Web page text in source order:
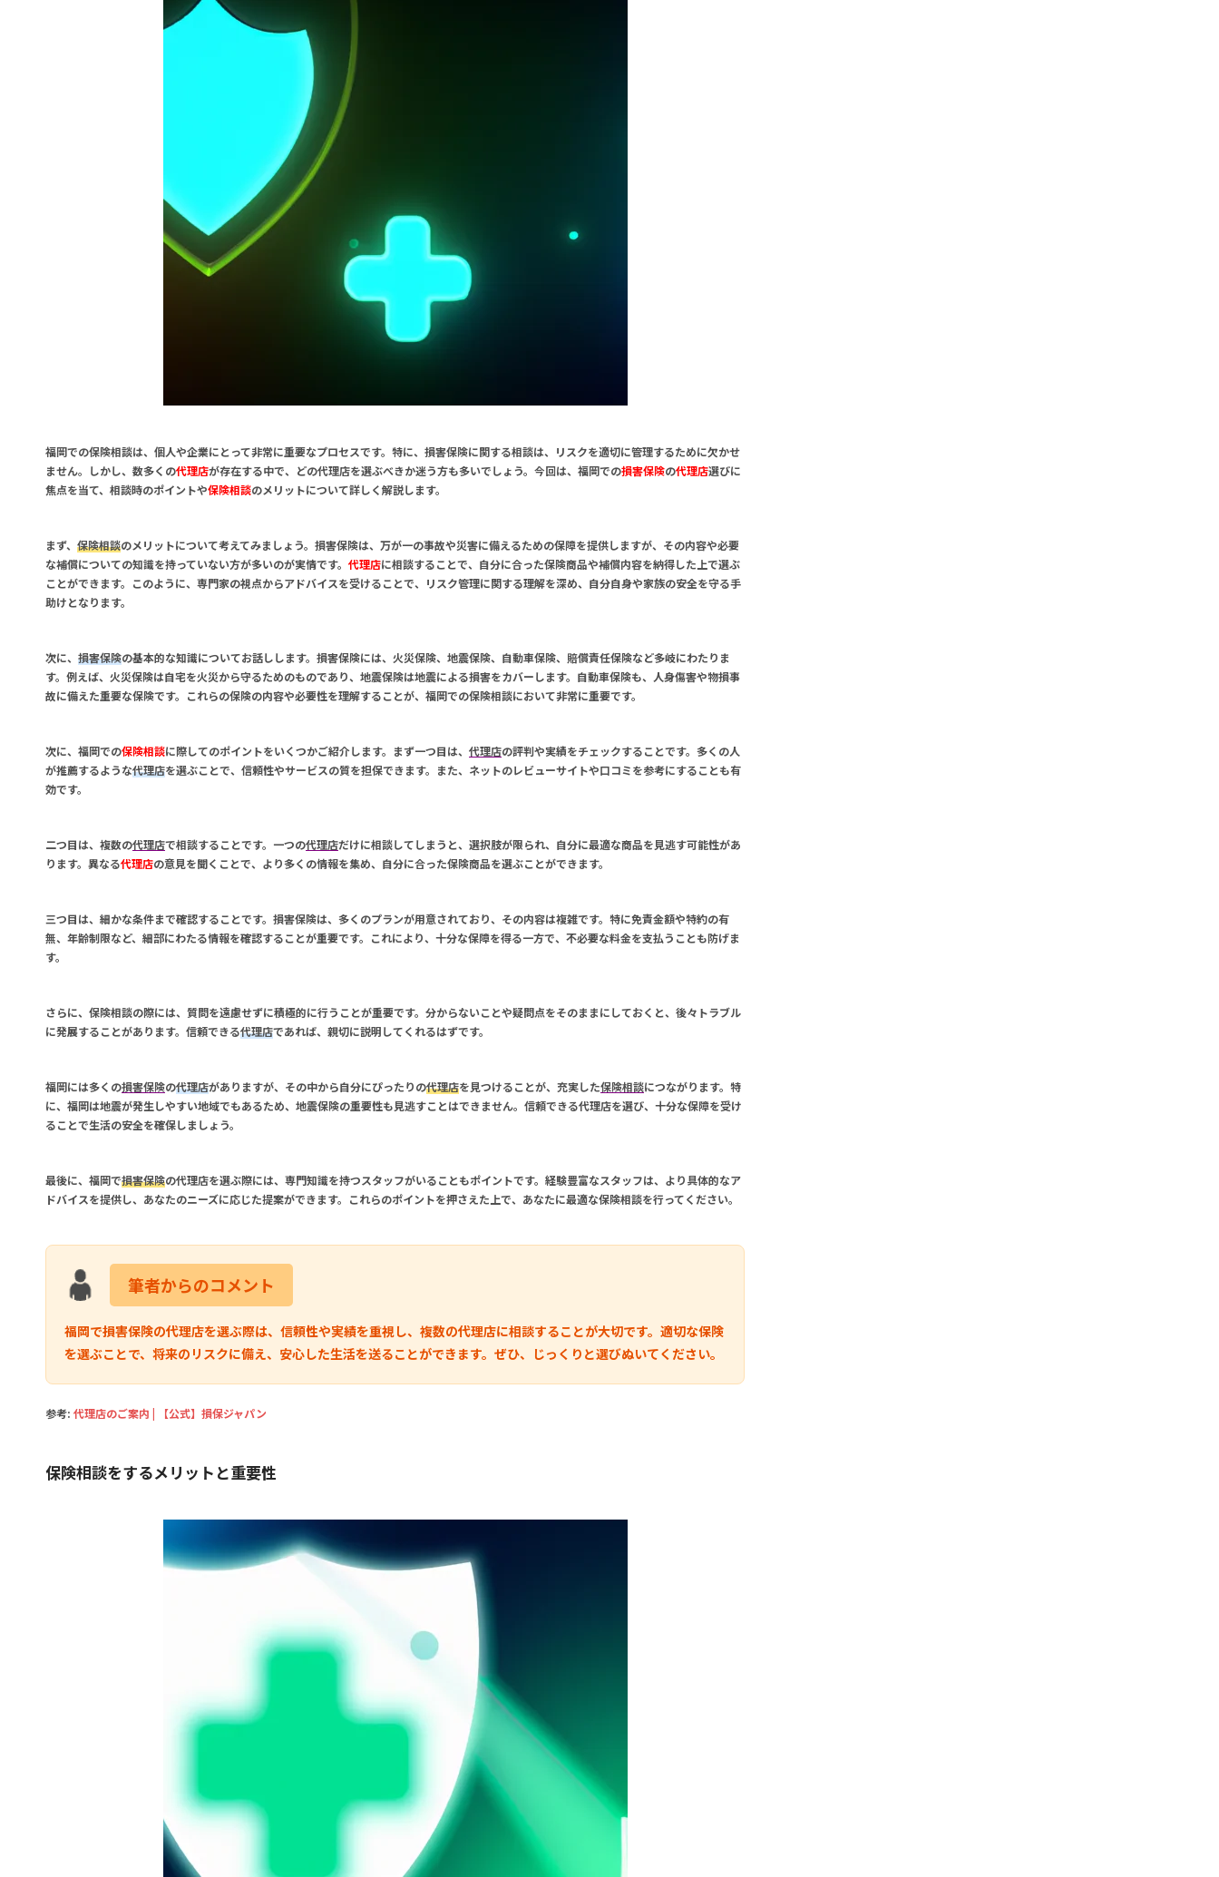
福岡での保険相談は、個人や企業にとって非常に重要なプロセスです。特に、 損害保険に関する相談は、リスクを適切に管理するために欠かせ
ません。しかし、数多くの代理店が存在する中で、どの代理店を選ぶべきか迷う方も多いでしょう。今回は、福岡での損害保険の代理店選びに
焦点を当て、相談時のポイントや保険相談のメリットについて詳しく解説します。
まず、 保険相談のメリットについて考えてみましょう。損害保険は、万が一の事故や災害に備えるための保障を提供しますが、その内容や必要
な補償についての知識を持っていない方が多いのが実情です。 代理店に相談することで、自分に合った保険商品や補償内容を納得した上で選ぶ
ことができます。このように、専門家の視点からアドバイスを受けることで、リスク管理に関する理解を深め、自分自身や家族の安全を守る手
助けとなります。
次に、 損害保険の基本的な知識についてお話しします。損害保険には、火災保険、地震保険、自動車保険、賠償責任保険など多岐にわたりま
す。例えば、火災保険は自宅を火災から守るためのものであり、地震保険は地震による損害をカバーします。自動車保険も、人身傷害や物損事
故に備えた重要な保険です。これらの保険の内容や必要性を理解することが、福岡での保険相談において非常に重要です。
次に、福岡での保険相談に際してのポイントをいくつかご紹介します。まず一つ目は、 代理店の評判や実績をチェックすることです。多くの人
が推薦するような代理店を選ぶことで、信頼性やサービスの質を担保できます。また、ネットのレビューサイトや口コミを参考にすることも有
効です。
二つ目は、複数の代理店で相談することです。一つの代理店だけに相談してしまうと、選択肢が限られ、自分に最適な商品を見逃す可能性があ
ります。異なる代理店の意見を聞くことで、より多くの情報を集め、自分に合った保険商品を選ぶことができます。
三つ目は、細かな条件まで確認することです。 損害保険は、多くのプランが用意されており、その内容は複雑です。特に免責金額や特約の有
無、年齢制限など、細部にわたる情報を確認することが重要です。これにより、十分な保障を得る一方で、不必要な料金を支払うことも防げま
す。
さらに、 保険相談の際には、質問を遠慮せずに積極的に行うことが重要です。分からないことや疑問点をそのままにしておくと、後々トラブル
に発展することがあります。信頼できる代理店であれば、親切に説明してくれるはずです。
福岡には多くの損害保険の代理店がありますが、その中から自分にぴったりの代理店を見つけることが、充実した保険相談につながります。特
に、福岡は地震が発生しやすい地域でもあるため、地震保険の重要性も見逃すことはできません。信頼できる代理店を選び、十分な保障を受け
ることで生活の安全を確保しましょう。
最後に、福岡で損害保険の代理店を選ぶ際には、専門知識を持つスタッフがいることもポイントです。経験豊富なスタッフは、より具体的なア
ドバイスを提供し、あなたのニーズに応じた提案ができます。これらのポイントを押さえた上で、あなたに最適な保険相談を行ってください。
筆者からのコメント
福岡で損害保険の代理店を選ぶ際は、信頼性や実績を重視し、複数の代理店に相談することが大切です。適切な保険
を選ぶことで、将来のリスクに備え、安心した生活を送ることができます。ぜひ、じっくりと選びぬいてください。
参考: 代理店のご案内 | 【公式】損保ジャパン
保険相談をするメリットと重要性